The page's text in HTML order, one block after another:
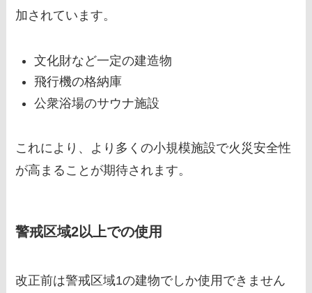
加されています。
文化財など一定の建造物
飛行機の格納庫
公衆浴場のサウナ施設
これにより、より多くの小規模施設で火災安全性
が高まることが期待されます。
警戒区域2以上での使用
改正前は警戒区域1の建物でしか使用できません